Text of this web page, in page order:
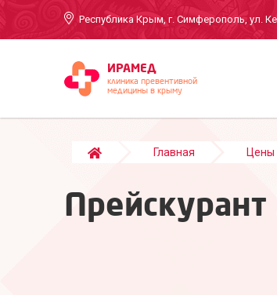
Республика Крым, г. Симферополь, ул.
ИРАМЕД
клиника превентивной
медицины в крыму
Главная Цены
Прейскурант